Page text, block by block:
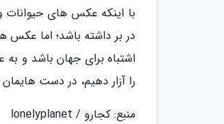
با اینکه عکس های حیوانات
در بر داشته باشد؛ اما عکس
اشتباه برای جهان باشد و
را آزار دهیم، در دست
منبع: کجارو / lonelyplanet